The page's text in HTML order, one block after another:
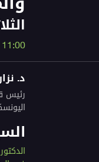
الثلاثاء,
11:00 ص - 12:30 م
د.
رئيس